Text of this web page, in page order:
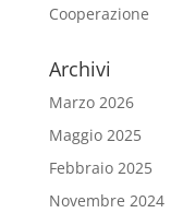
Cooperazione
Archivi
Marzo 2026
Maggio 2025
Febbraio 2025
Novembre 2024